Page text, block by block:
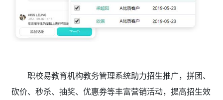
职校易教育机构教务管理系统助力招生推广，拼团、
砍价、秒杀、抽奖、优惠券等丰富营销活动，提高招生效